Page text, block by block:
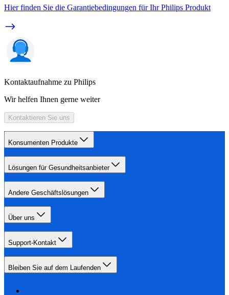
Hier finden Sie die Garantiebedingungen für Ihr Philips Produkt
Kontaktaufnahme zu Philips
Wir helfen Ihnen gerne weiter
Kontaktieren Sie uns
Konsumenten Produkte
Lösungen für Gesundheitsanbieter
Andere Geschäftslösungen
Über uns
Support-Kontakt
Bleiben Sie auf dem Laufenden